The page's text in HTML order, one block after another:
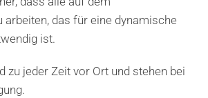
arbeiten, das für eine dynamische
ist.
zu jeder Zeit vor Ort und stehen bei